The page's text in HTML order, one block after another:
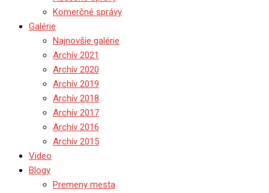
Komerčné správy
Galérie
Najnovšie galérie
Archív 2021
Archív 2020
Archív 2019
Archív 2018
Archív 2017
Archív 2016
Archív 2015
Video
Blogy
Premeny mesta